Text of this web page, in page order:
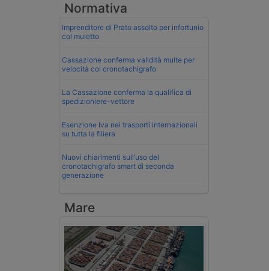
Normativa
Imprenditore di Prato assolto per infortunio
col muletto
Cassazione conferma validità multe per
velocità col cronotachigrafo
La Cassazione conferma la qualifica di
spedizioniere-vettore
Esenzione Iva nei trasporti internazionali
su tutta la filiera
Nuovi chiarimenti sull’uso del
cronotachigrafo smart di seconda
generazione
Mare